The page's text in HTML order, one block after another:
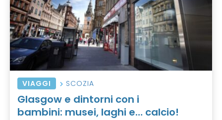
VIAGGI SCOZIA
Glasgow e dintorni con i
bambini: musei, laghi e… calcio!